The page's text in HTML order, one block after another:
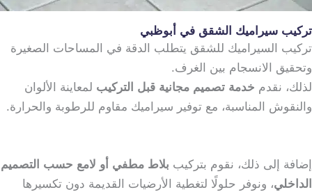
تركيب سيراميك الشقق في أبوظبي
تركيب السيراميك للشقق يتطلب الدقة في المساحات الصغيرة
وتحقيق الانسجام بين الغرف.
لذلك، نقدم خدمة تصميم مجانية قبل التركيب لمعاينة الألوان
والنقوش المناسبة، مع توفير سيراميك مقاوم للرطوبة والحرارة.
إضافة إلى ذلك، نقوم بتركيب بلاط مطفي أو لامع حسب التصميم
الداخلي، ونوفر حلولًا لتغطية الأرضيات القديمة دون تكسيرها